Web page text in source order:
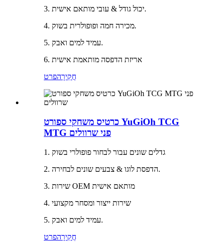
3. יכול גודל & עובי מותאם אישית.
4. מכירה חמה ופופולרית בשוק.
5. עמיד למים ואבק.
6. אריזת הדפסה מותאמת אישית
חֲקִירָהפרט
כרטיס משחקי ספורט YuGiOh TCG
MTG פני שרוולים
1. גדלים שונים עבור לבחור פופולרי בשוק
2. הדפסת לוגו & צבעים שונים לבחירה.
3. שירות OEM מותאם אישית
4. שירות ייצור ומסחר מקצועי
5. עמיד למים ואבק.
חֲקִירָהפרט